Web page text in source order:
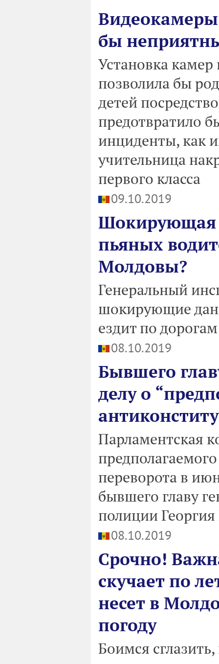
Видеокамеры
бы
Установка
позволила бы
детей
предотвратило
инциденты, как
учительница
первого класса
09.10.2019
Шокирующая
пьяных
Молдовы?
Генеральный
шокирующие
ездит по
08.10.2019
Бывшего
делу о
Парламентская
переворота в
бывшего главу
полиции
08.10.2019
Срочно!
скучает по
несет в
погоду
Боимся